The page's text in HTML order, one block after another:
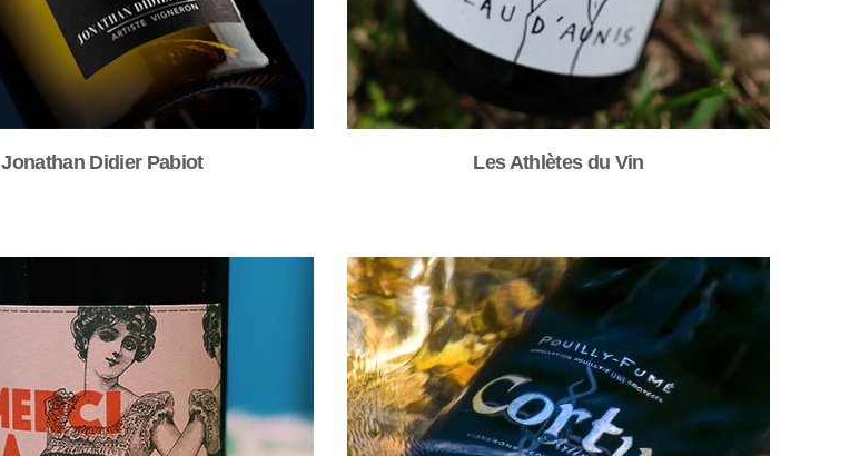
Jonathan Didier Pabiot Les Athlètes du Vin